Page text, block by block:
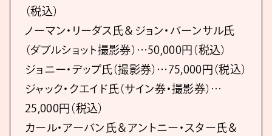
（税込）
ノーマン・リーダス氏＆ジョン・バーンサル氏
（ダブルショット撮影券）…50,000円（税込）
ジョニー・デップ氏（撮影券）…75,000円（税込）
ジャック・クエイド氏（サイン券・撮影券）…
25,000円（税込）
カール・アーバン氏＆アントニー・スター氏＆